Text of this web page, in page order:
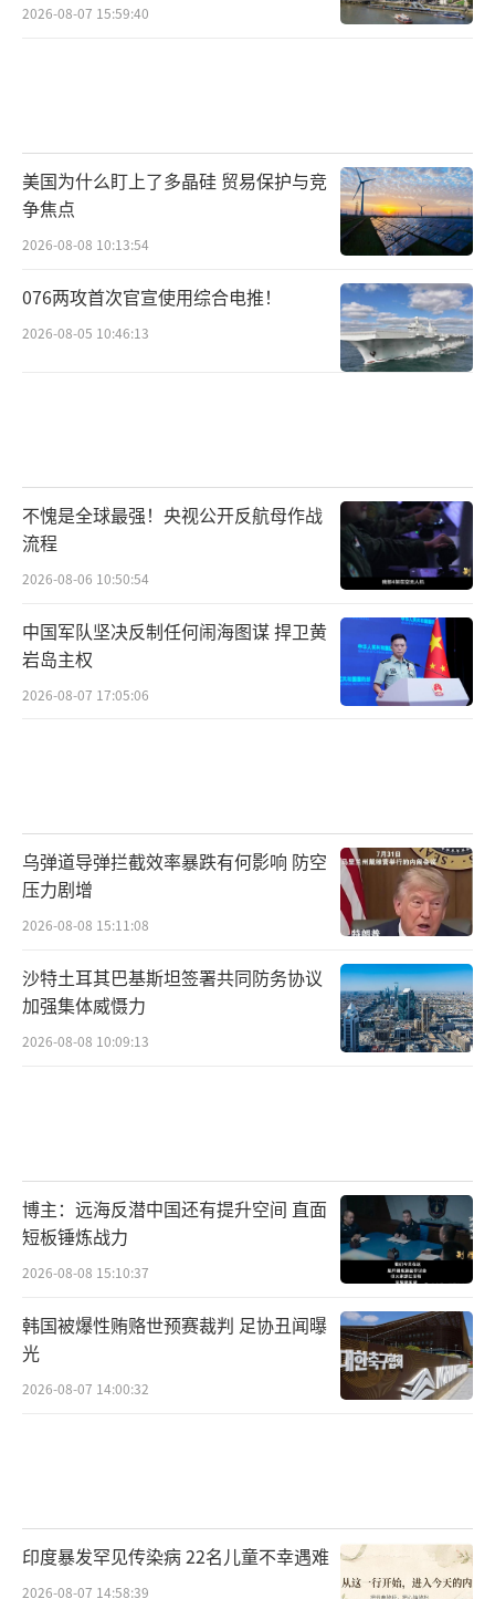
（责任编辑：许朝）
2026-08-07 15:59:40
美国为什么盯上了多晶硅 贸易保护与竞
争焦点
2026-08-08 10:13:54
076两攻首次官宣使用综合电推！
2026-08-05 10:46:13
不愧是全球最强！央视公开反航母作战
流程
2026-08-06 10:50:54
中国军队坚决反制任何闹海图谋 捍卫黄
岩岛主权
2026-08-07 17:05:06
乌弹道导弹拦截效率暴跌有何影响 防空
压力剧增
2026-08-08 15:11:08
沙特土耳其巴基斯坦签署共同防务协议
加强集体威慑力
2026-08-08 10:09:13
博主：远海反潜中国还有提升空间 直面
短板锤炼战力
2026-08-08 15:10:37
韩国被爆性贿赂世预赛裁判 足协丑闻曝
光
2026-08-07 14:00:32
印度暴发罕见传染病 22名儿童不幸遇难
2026-08-07 14:58:39